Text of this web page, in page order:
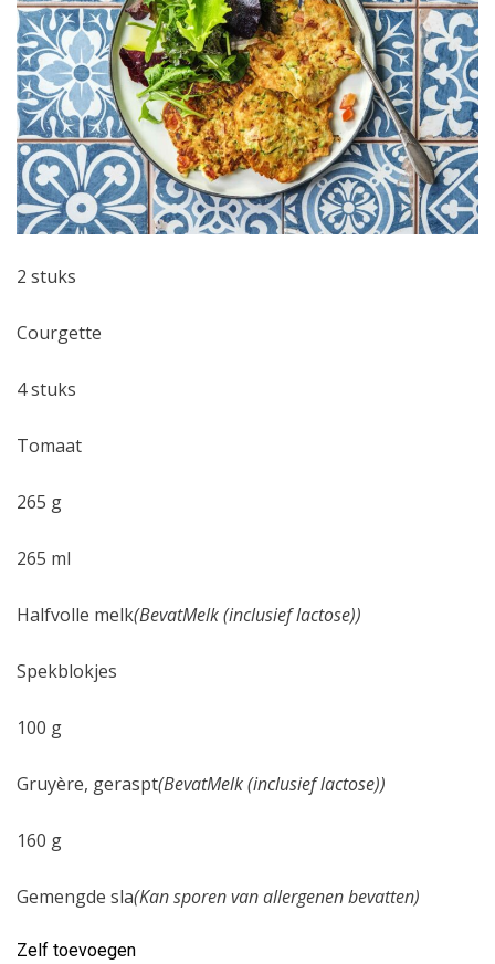
2 stuks
Courgette
4 stuks
Tomaat
265 g
265 ml
Halfvolle melk(BevatMelk (inclusief lactose))
Spekblokjes
100 g
Gruyère, geraspt(BevatMelk (inclusief lactose))
160 g
Gemengde sla(Kan sporen van allergenen bevatten)
Zelf toevoegen